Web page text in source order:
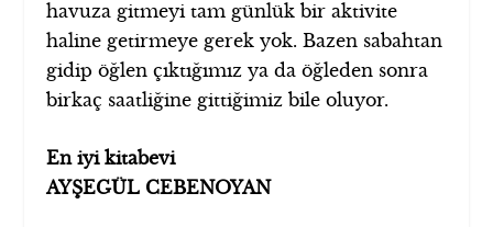
havuza gitmeyi tam günlük bir aktivite
haline getirmeye gerek yok. Bazen sabahtan
gidip öğlen çıktığımız ya da öğleden sonra
birkaç saatliğine gittiğimiz bile oluyor.
En iyi kitabevi
AYŞEGÜL CEBENOYAN